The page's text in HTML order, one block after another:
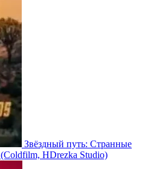
Звёздный путь: Странные
(Coldfilm, HDrezka Studio)